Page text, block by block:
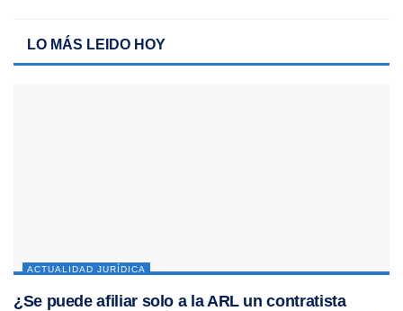
LO MÁS LEIDO HOY
ACTUALIDAD JURÍDICA
¿Se puede afiliar solo a la ARL un contratista